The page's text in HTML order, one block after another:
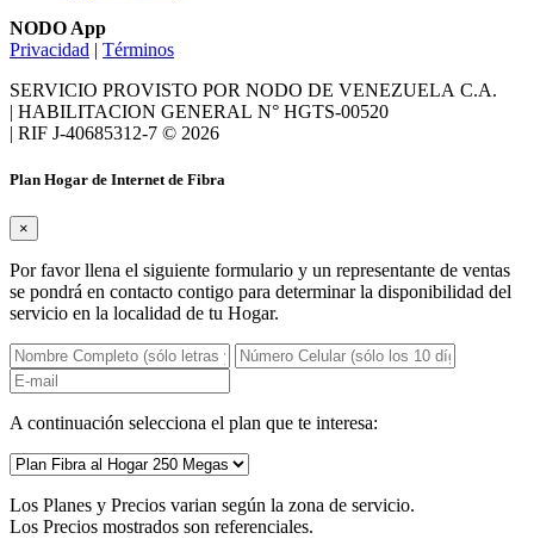
NODO App
Privacidad | Términos
SERVICIO PROVISTO POR NODO DE VENEZUELA C.A.
| HABILITACION GENERAL N° HGTS‑00520
| RIF J‑40685312‑7 © 2026
Plan Hogar de Internet de Fibra
×
Por favor llena el siguiente formulario y un representante de ventas
se pondrá en contacto contigo para determinar la disponibilidad del
servicio en la localidad de tu Hogar.
A continuación selecciona el plan que te interesa:
Los Planes y Precios varian según la zona de servicio.
Los Precios mostrados son referenciales.